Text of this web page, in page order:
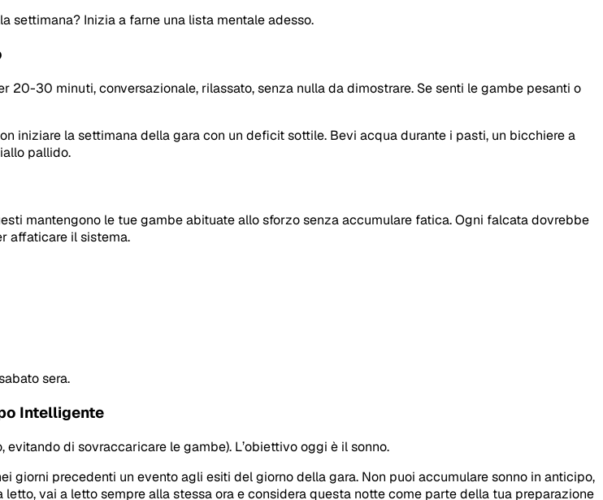
settimana? Inizia a farne una lista mentale adesso.
30 minuti, conversazionale, rilassato, senza nulla da dimostrare. Se senti le gambe pesanti o
iniziare la settimana della gara con un deficit sottile. Bevi acqua durante i pasti, un bicchiere a
pallido.
mantengono le tue gambe abituate allo sforzo senza accumulare fatica. Ogni falcata dovrebbe
affaticare il sistema.
sera.
Intelligente
di sovraccaricare le gambe). L’obiettivo oggi è il sonno.
precedenti un evento agli esiti del giorno della gara. Non puoi accumulare sonno in anticipo,
vai a letto sempre alla stessa ora e considera questa notte come parte della tua preparazione